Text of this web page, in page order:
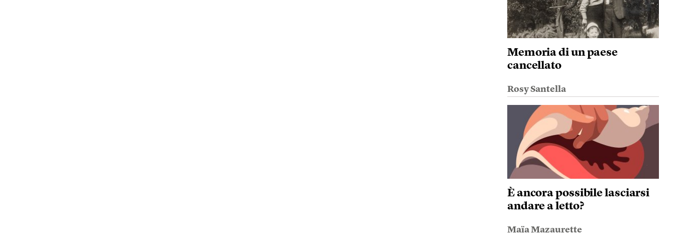
Memoria di un paese
cancellato
Rosy Santella
È ancora possibile lasciarsi
andare a letto?
Maïa Mazaurette